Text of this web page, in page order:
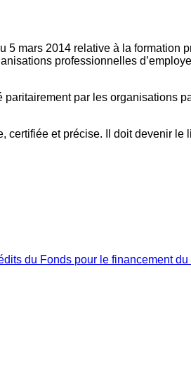
mars 2014 relative à la formation
professionnelles
par les organisations
et précise. Il doit devenir
du Fonds pour le financement du